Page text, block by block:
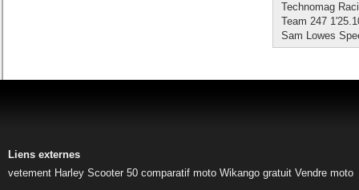
Technomag
Team 247
Sam Lowes
Liens externes
vetement Harley Scooter 50 comparatif moto Wikango gratuit Vendre moto